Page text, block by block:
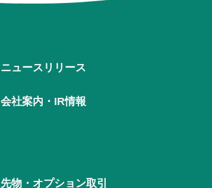
ニュースリリース
会社案内・IR情報
先物・オプション取引